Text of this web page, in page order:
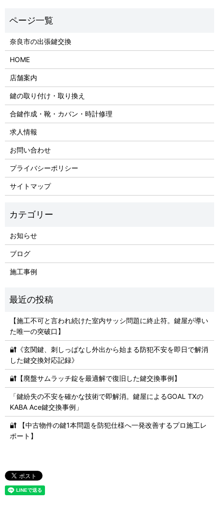
奈良市の出張鍵交換
HOME
店舗案内
鍵の取り付け・取り換え
合鍵作成・靴・カバン・時計修理
求人情報
お問い合わせ
プライバシーポリシー
サイトマップ
お知らせ
ブログ
施工事例
【施工不可と言われ続けた室内サッシ問題に終止符。鍵屋が導い
た唯一の突破口】
🔐《玄関鍵、刺しっぱなし外出から始まる防犯不安を即日で解消
した鍵交換対応記録》
🔐【廃盤サムラッチ錠を最適解で復旧した鍵交換事例】
「鍵紛失の不安を確かな技術で即解消。鍵屋によるGOAL TXの
KABA Ace鍵交換事例」
🔐 【中古物件の鍵1本問題を防犯仕様へ一発改善するプロ施工レ
ポート】